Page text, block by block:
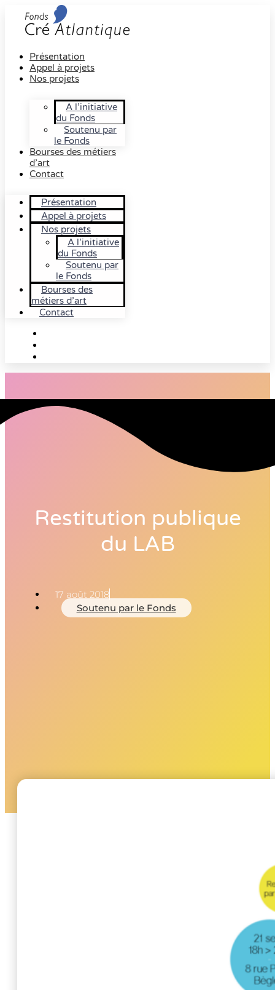
Présentation
Appel à projets
Nos projets
A l’initiative
du Fonds
Soutenu par
le Fonds
Bourses des métiers
d’art
Contact
Présentation
Appel à projets
Nos projets
A l’initiative
du Fonds
Soutenu par
le Fonds
Bourses des
métiers d’art
Contact
Restitution publique
du LAB
17 août 2018
Soutenu par le Fonds